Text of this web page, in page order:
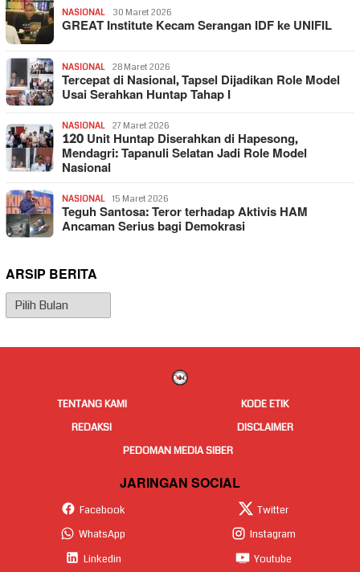
NASIONAL 30 Maret 2026
GREAT Institute Kecam Serangan IDF ke UNIFIL
NASIONAL 28 Maret 2026
Tercepat di Nasional, Tapsel Dijadikan Role Model
Usai Serahkan Huntap Tahap I
NASIONAL 27 Maret 2026
120 Unit Huntap Diserahkan di Hapesong,
Mendagri: Tapanuli Selatan Jadi Role Model
Nasional
NASIONAL 15 Maret 2026
Teguh Santosa: Teror terhadap Aktivis HAM
Ancaman Serius bagi Demokrasi
ARSIP BERITA
Arsip
Berita
TENTANG KAMI
KODE ETIK
REDAKSI
DISCLAIMER
PEDOMAN MEDIA SIBER
JARINGAN SOCIAL
Facebook
Twitter
WhatsApp
Instagram
Linkedin
Youtube